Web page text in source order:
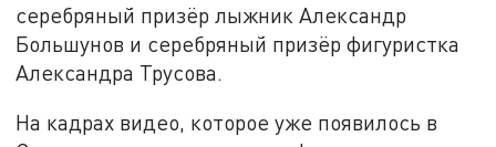
серебряный призёр лыжник Александр
Большунов и серебряный призёр фигуристка
Александра Трусова.
На кадрах видео, которое уже появилось в